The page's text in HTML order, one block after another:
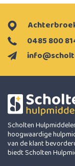
0485 800
Scholten
hoogwaardige
van de klant
biedt Scholten